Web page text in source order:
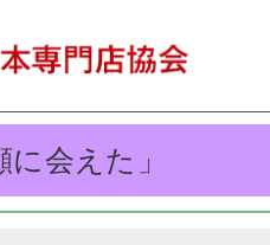
に会えた」